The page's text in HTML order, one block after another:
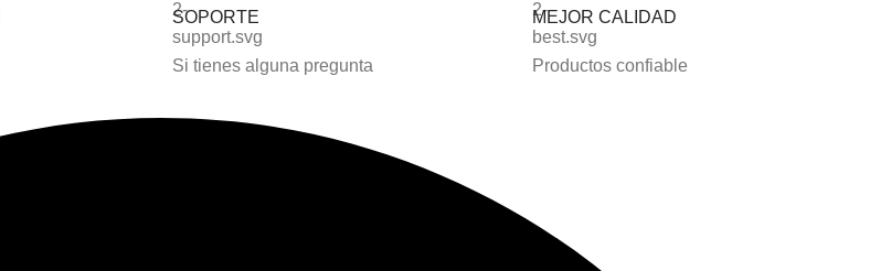
SOPORTE
Si tienes alguna pregunta
MEJOR CALIDAD
Productos confiable